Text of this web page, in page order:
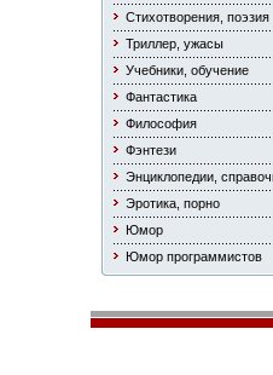
Стихотворения, поэзия
Триллер, ужасы
Учебники, обучение
Фантастика
Философия
Фэнтези
Энциклопедии,
Эротика, порно
Юмор
Юмор программистов